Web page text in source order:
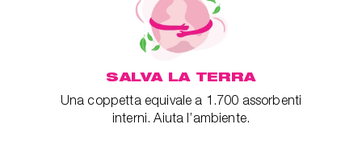
SALVA LA TERRA
Una coppetta equivale a 1.700 assorbenti
interni. Aiuta l’ambiente.